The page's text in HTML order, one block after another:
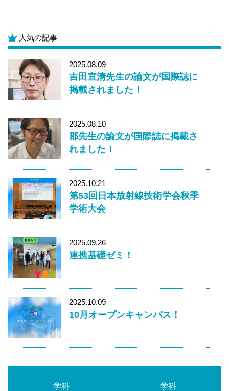
人気の記事
2025.08.09
吉田宜清先生の論文が国際誌に
掲載されました！
2025.08.10
郡先生の論文が国際誌に掲載さ
れました！
2025.10.21
第53回日本放射線技術学会秋季
学術大会
2025.09.26
連携基礎ゼミ！
2025.10.09
10月オープンキャンパス！
学科
学科